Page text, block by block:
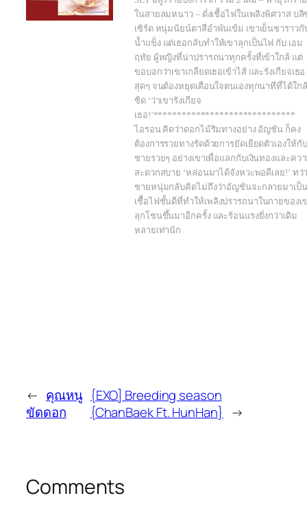
ในสายลมหนาว – ดั่งเชื้อไฟในเพลิงพิศวาส บลิ
เซิร์ด หนุ่มนัยน์ตาสีอำพันเข้ม เขาเย็นชาราวกั
น้ำแข็ง แต่เธอกลับทำให้เขาลุกเป็นไฟ กับ เอม
ฤทัย ผู้หญิงที่น่าปรารถนาทุกครั้งที่เข้าใกล้ แต่
ขอบอกว่าเขาเกลียดเธอเข้าไส้ และรังเกียจเธอ
สุดๆ จนต้องหยุดเตือนใจตนเองทุกนาทีที่ได้ใกล้
ชิด ‘ว่าเขารังเกียจ
เธอ!’******************************
ไอรอน คิดว่าดอกไม้ริมทางอย่าง อัญชัน ก็คง
ต้องการรวยทางรัดด้วยการยัดเยียดตัวเองให้กั
ชายรวยๆ อย่างเขาเพื่อแลกกับเงินทองและคว
สะดวกสบาย ‘หล่อนมาได้จังหวะพอดีเลย!’ ทว่
ชายหนุ่มกลับคิดไม่ถึงว่าอัญชันจะกลายมาเป็น
เชื้อไฟชั้นดีที่ทำให้เพลิงปรารถนาในกายของเ
ลุกโชนขึ้นมาอีกครั้ง และร้อนแรงยิ่งกว่าเดิม
หลายเท่านัก
← คุณหนู
ขัดดอก
{EXO] Breeding season
{ChanBaek Ft. HunHan}
→
Comments